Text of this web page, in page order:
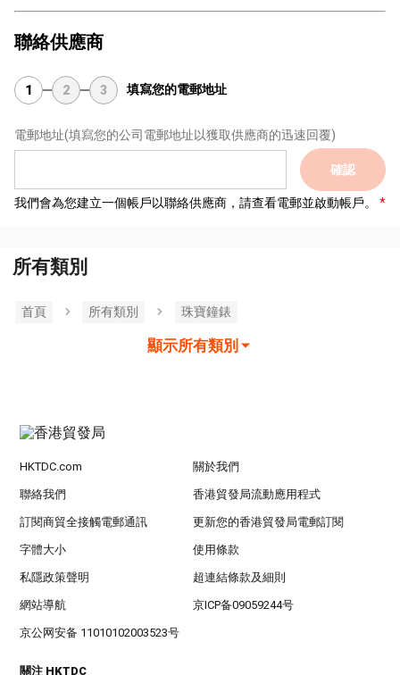
聯絡供應商
1 2 3 填寫您的電郵地址
電郵地址(填寫您的公司電郵地址以獲取供應商的迅速回覆)
確認
我們會為您建立一個帳戶以聯絡供應商，請查看電郵並啟動帳戶。
所有類別
首頁 所有類別 珠寶鐘錶
顯示所有類別
HKTDC.com 關於我們
聯絡我們 香港貿發局流動應用程式
訂閱商貿全接觸電郵通訊 更新您的香港貿發局電郵訂閱
字體大小 使用條款
私隱政策聲明 超連結條款及細則
網站導航 京ICP备09059244号
京公网安备 11010102003523号
關注 HKTDC